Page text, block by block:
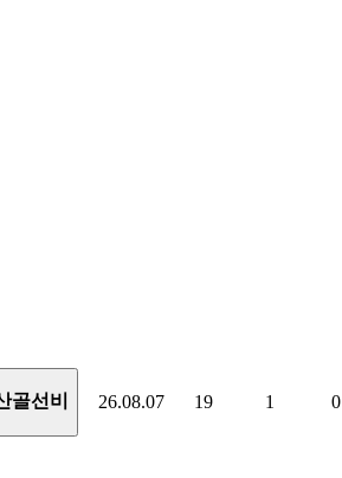
골선비 26.08.07 19 1 0